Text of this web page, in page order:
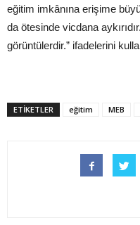
eğitim imkânına erişime
da ötesinde vicdana
görüntülerdir.” ifadelerini
ETIKETLER eğitim MEB